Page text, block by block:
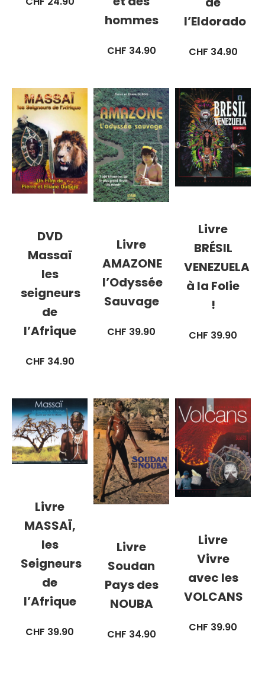
hommes
CHF 34.90
l’Eldorado
CHF 34.90
DVD
Massaï
les
seigneurs
de
l’Afrique
CHF 34.90
Livre
AMAZONE
l’Odyssée
Sauvage
CHF 39.90
Livre
BRÉSIL
VENEZUELA
à la Folie
!
CHF 39.90
Livre
MASSAÏ,
les
Seigneurs
de
l’Afrique
CHF 39.90
Livre
Soudan
Pays des
NOUBA
CHF 34.90
Livre
Vivre
avec les
VOLCANS
CHF 39.90